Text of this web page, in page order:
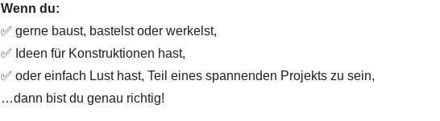
beteiligen
Wenn du:
✅ gerne baust, bastelst oder werkelst,
✅ Ideen für Konstruktionen hast,
✅ oder einfach Lust hast, Teil eines spannenden Projekts zu sein,
…dann bist du genau richtig!